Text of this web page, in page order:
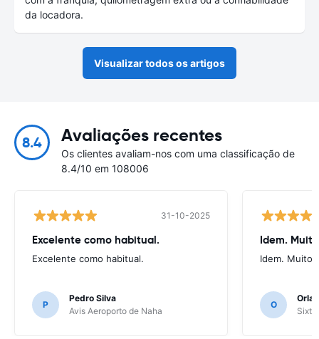
da locadora.
Visualizar todos os artigos
8.4 Avaliações recentes
Os clientes avaliam-nos com uma classificação de
8.4/10 em 108006
31-10-2025
Excelente como habitual.
Excelente como habitual.
P
Pedro Silva
Avis Aeroporto de Naha
Idem.
Idem. Muito
O
Sixt